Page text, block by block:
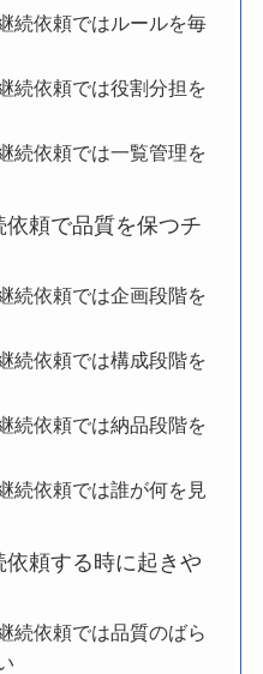
続依頼ではルールを毎
続依頼では役割分担を
続依頼では一覧管理を
頼で品質を保つチ
続依頼では企画段階を
続依頼では構成段階を
続依頼では納品段階を
続依頼では誰が何を見
頼する時に起きや
続依頼では品質のばら